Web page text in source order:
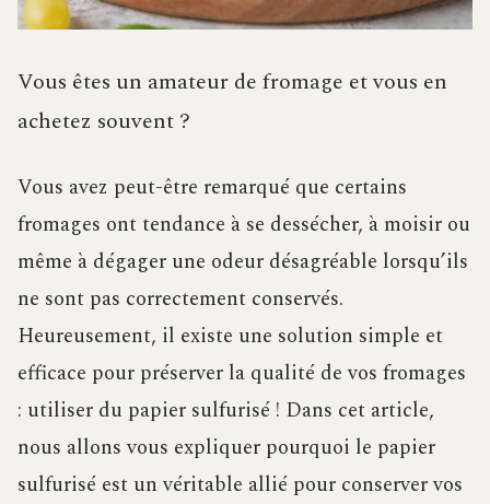
Vous êtes un amateur de fromage et vous en
achetez souvent ?
Vous avez peut-être remarqué que certains
fromages ont tendance à se dessécher, à moisir ou
même à dégager une odeur désagréable lorsqu’ils
ne sont pas correctement conservés.
Heureusement, il existe une solution simple et
efficace pour préserver la qualité de vos fromages
: utiliser du papier sulfurisé ! Dans cet article,
nous allons vous expliquer pourquoi le papier
sulfurisé est un véritable allié pour conserver vos